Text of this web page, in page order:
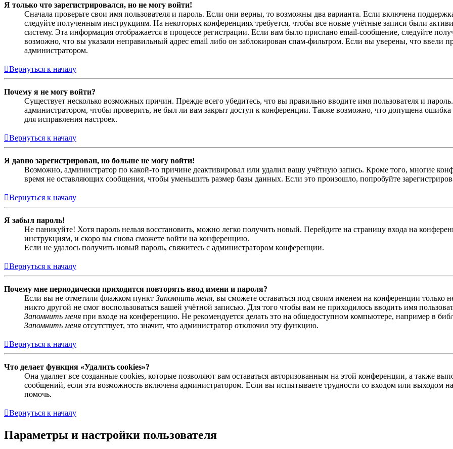
Я только что зарегистрировался, но не могу войти!
Сначала проверьте свои имя пользователя и пароль. Если они верны, то возможны два варианта. Если включена
следуйте полученным инструкциям. На некоторых конференциях требуется, чтобы все новые учётные записи были
систему. Эта информация отображается в процессе регистрации. Если вам было прислано email-сообщение, следуйте
возможно, что вы указали неправильный адрес email либо он заблокирован спам-фильтром. Если вы уверены, что ввели
администратором.
Вернуться к началу
Почему я не могу войти?
Существует несколько возможных причин. Прежде всего убедитесь, что вы правильно вводите имя пользователя и
администратором, чтобы проверить, не был ли вам закрыт доступ к конференции. Также возможно, что допущена
для исправления настроек.
Вернуться к началу
Я давно зарегистрирован, но больше не могу войти!
Возможно, администратор по какой-то причине деактивировал или удалил вашу учётную запись. Кроме того, многие
время не оставляющих сообщения, чтобы уменьшить размер базы данных. Если это произошло, попробуйте
Вернуться к началу
Я забыл пароль!
Не паникуйте! Хотя пароль нельзя восстановить, можно легко получить новый. Перейдите на страницу входа на
инструкциям, и скоро вы снова сможете войти на конференцию.
Если не удалось получить новый пароль, свяжитесь с администратором конференции.
Вернуться к началу
Почему мне периодически приходится повторять ввод имени и пароля?
Если вы не отметили флажком пункт Запомнить меня, вы сможете оставаться под своим именем на конференции только
никто другой не смог воспользоваться вашей учётной записью. Для того чтобы вам не приходилось вводить имя
Запомнить меня при входе на конференцию. Не рекомендуется делать это на общедоступном компьютере, например в
Запомнить меня отсутствует, это значит, что администратор отключил эту функцию.
Вернуться к началу
Что делает функция «Удалить cookies»?
Она удаляет все созданные cookies, которые позволяют вам оставаться авторизованным на этой конференции, а также
сообщений, если эта возможность включена администратором. Если вы испытываете трудности со входом или выходом
помочь.
Вернуться к началу
Параметры и настройки пользователя